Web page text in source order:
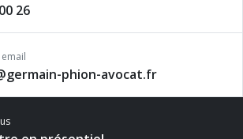
26
phion-avocat.fr